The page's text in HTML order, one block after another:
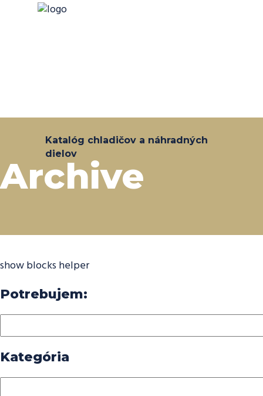
Katalóg chladičov a náhradných
dielov
Archive
show blocks helper
Potrebujem:
Kategória